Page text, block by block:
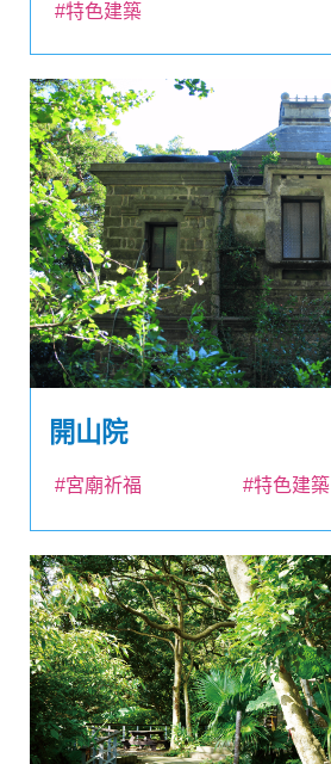
#特色建築
開山院
#宮廟祈福 #特色建築